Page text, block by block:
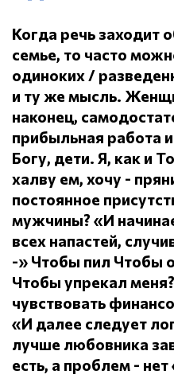
Когда речь заходит
семье, то часто
одиноких /
и ту же мысль.
наконец,
прибыльная работа
Богу, дети. Я, как и
халву ем, хочу -
постоянное
мужчины? «И
всех напастей,
-» Чтобы пил Чтобы
Чтобы упрекал меня?
чувствовать
«И далее следует
лучше любовника
есть, а проблем - нет